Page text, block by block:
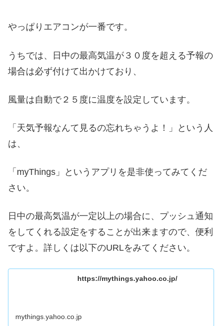
やっぱりエアコンが一番です。
うちでは、日中の最高気温が３０度を超える予報の
場合は必ず付けて出かけており、
風量は自動で２５度に温度を設定しています。
「天気予報なんて見るの忘れちゃうよ！」という人
は、
「myThings」というアプリを是非使ってみてくだ
さい。
日中の最高気温が一定以上の場合に、プッシュ通知
をしてくれる設定をすることが出来ますので、便利
ですよ。詳しくは以下のURLをみてください。
https://mythings.yahoo.co.jp/
mythings.yahoo.co.jp